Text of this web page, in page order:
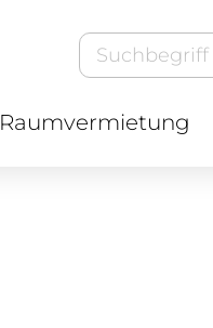
Raumvermietung